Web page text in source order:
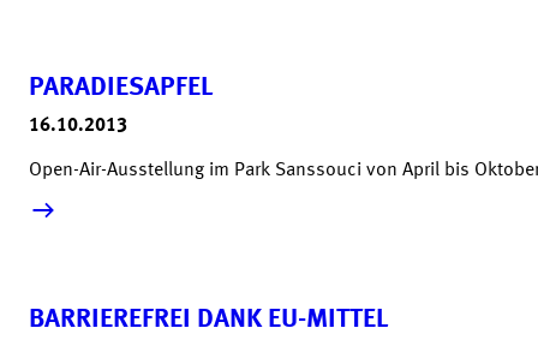
PARADIESAPFEL
16.10.2013
Open-Air-Ausstellung im Park Sanssouci von April bis
mehr lesen &raquo;
BARRIEREFREI DANK EU-MITTEL